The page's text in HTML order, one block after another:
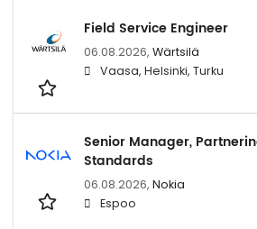
Field Service Engineer
06.08.2026, Wärtsilä
Vaasa, Helsinki, Turku
Senior Manager,
Standards
06.08.2026, Nokia
Espoo